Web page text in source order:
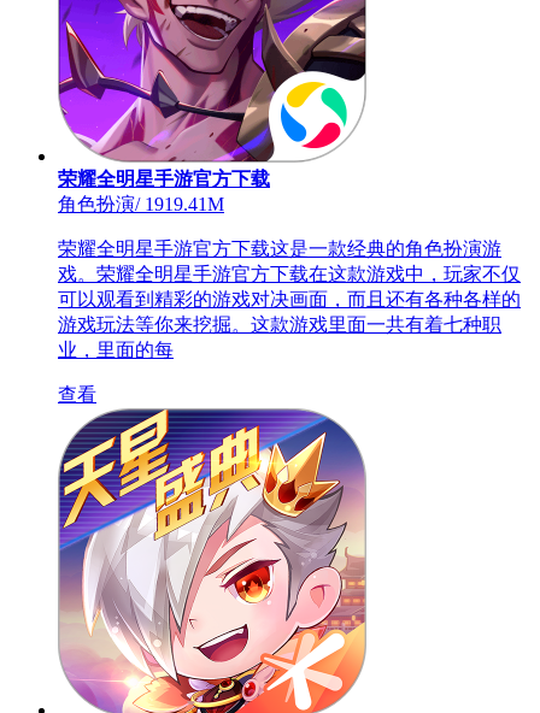
荣耀全明星手游官方下载
角色扮演/1919.41M
荣耀全明星手游官方下载这是一款经典的角色扮演游
戏。荣耀全明星手游官方下载在这款游戏中，玩家不仅
可以观看到精彩的游戏对决画面，而且还有各种各样的
游戏玩法等你来挖掘。这款游戏里面一共有着七种职
业，里面的每
查看